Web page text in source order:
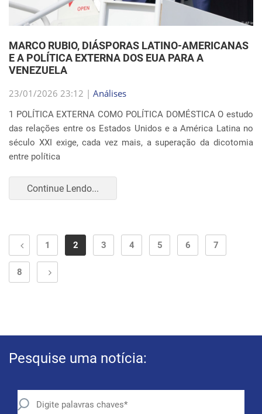
MARCO RUBIO, DIÁSPORAS LATINO-AMERICANAS
E A POLÍTICA EXTERNA DOS EUA PARA A
VENEZUELA
23/01/2026 23:12 | Análises
1 POLÍTICA EXTERNA COMO POLÍTICA DOMÉSTICA O estudo
das relações entre os Estados Unidos e a América Latina no
século XXI exige, cada vez mais, a superação da dicotomia
entre política
Continue Lendo...
1 2 3 4 5 6 7
8
Pesquise uma notícia: